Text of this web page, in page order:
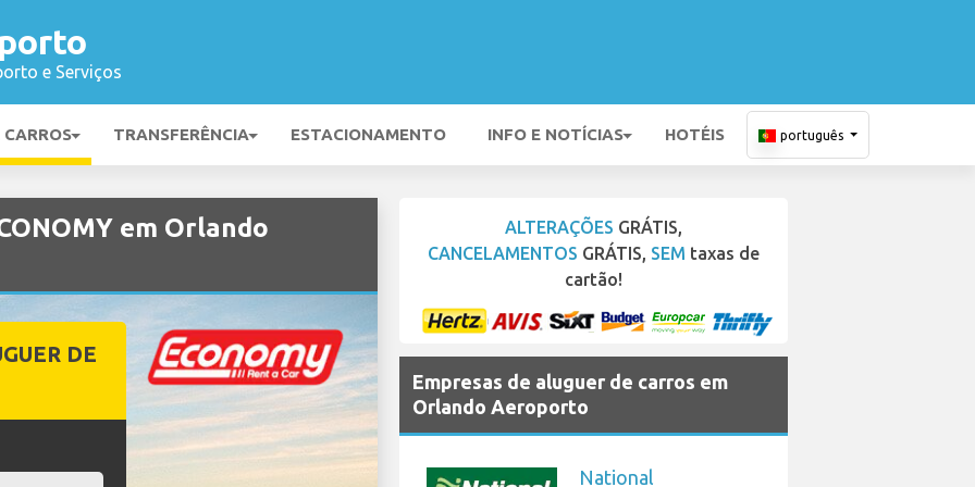
e Serviços
CARROS TRANSFERÊNCIA ESTACIONAMENTO INFO E NOTÍCIAS HOTÉIS português
em Orlando
DE
ALTERAÇÕES GRÁTIS,
CANCELAMENTOS GRÁTIS, SEM taxas de
cartão!
Empresas de aluguer de carros em
Orlando Aeroporto
National